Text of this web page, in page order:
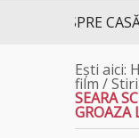
SPRE CASĂ –
Ești aici:
film /Stiri
SEARA
GROAZA